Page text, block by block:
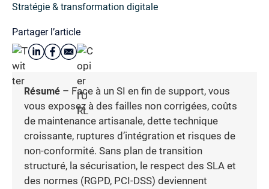
Stratégie & transformation digitale
Partager l’article
Résumé – Face à un SI en fin de support, vous
vous exposez à des failles non corrigées, coûts
de maintenance artisanale, dette technique
croissante, ruptures d’intégration et risques de
non-conformité. Sans plan de transition
structuré, la sécurisation, le respect des SLA et
des normes (RGPD, PCI-DSS) deviennent